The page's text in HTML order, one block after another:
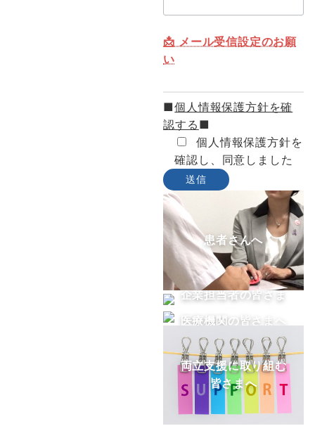
📩 メール受信設定のお願
い
■個人情報保護方針を確
認する ■
個人情報保護方針を
確認し、同意しました
患者さんへ
企業担当者の皆さま
医療機関の皆さまへ
両立支援に取り組む
皆さまへ